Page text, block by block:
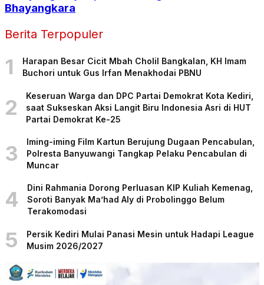
Bhayangkara
Berita Terpopuler
1
Harapan Besar Cicit Mbah Cholil Bangkalan, KH Imam
Buchori untuk Gus Irfan Menakhodai PBNU
2
Keseruan Warga dan DPC Partai Demokrat Kota Kediri,
saat Sukseskan Aksi Langit Biru Indonesia Asri di HUT
Partai Demokrat Ke-25
3
Iming-iming Film Kartun Berujung Dugaan Pencabulan,
Polresta Banyuwangi Tangkap Pelaku Pencabulan di
Muncar
4
Dini Rahmania Dorong Perluasan KIP Kuliah Kemenag,
Soroti Banyak Ma’had Aly di Probolinggo Belum
Terakomodasi
5
Persik Kediri Mulai Panasi Mesin untuk Hadapi League
Musim 2026/2027